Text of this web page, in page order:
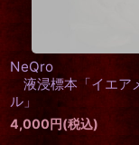
NeQro
液浸標本「イエア
ル」
4,000円(税込)